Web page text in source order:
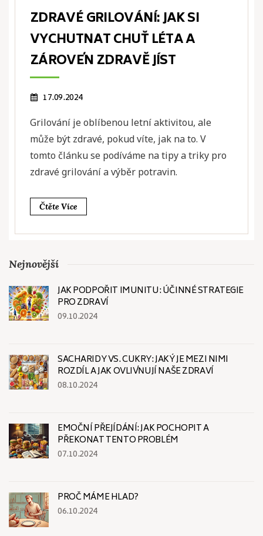
ZDRAVÉ GRILOVÁNÍ: JAK SI
VYCHUTNAT CHUŤ LÉTA A
ZÁROVEŇ ZDRAVĚ JÍST
17.09.2024
Grilování je oblíbenou letní aktivitou, ale
může být zdravé, pokud víte, jak na to. V
tomto článku se podíváme na tipy a triky pro
zdravé grilování a výběr potravin.
Čtěte Více
Nejnovější
JAK PODPOŘIT IMUNITU: ÚČINNÉ STRATEGIE
PRO ZDRAVÍ
09.10.2024
SACHARIDY VS. CUKRY: JAKÝ JE MEZI NIMI
ROZDÍL A JAK OVLIVŇUJÍ NAŠE ZDRAVÍ
08.10.2024
EMOČNÍ PŘEJÍDÁNÍ: JAK POCHOPIT A
PŘEKONAT TENTO PROBLÉM
07.10.2024
PROČ MÁME HLAD?
06.10.2024